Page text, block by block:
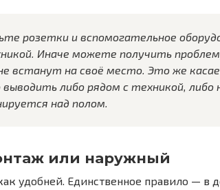
розетки и вспомогательное
Иначе можете получить
встанут на своё место. Это же
либо рядом с техникой, либо
над полом.
или наружный
удобней. Единственное правило — в